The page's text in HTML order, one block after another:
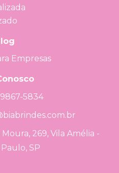
Empresas
5834
269, Vila Amélia -
SP